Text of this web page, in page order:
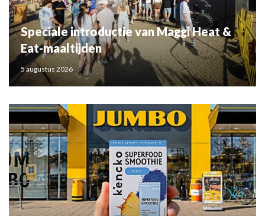
Speciale introductie van Maggi Heat &
Eat-maaltijden
5 augustus 2026